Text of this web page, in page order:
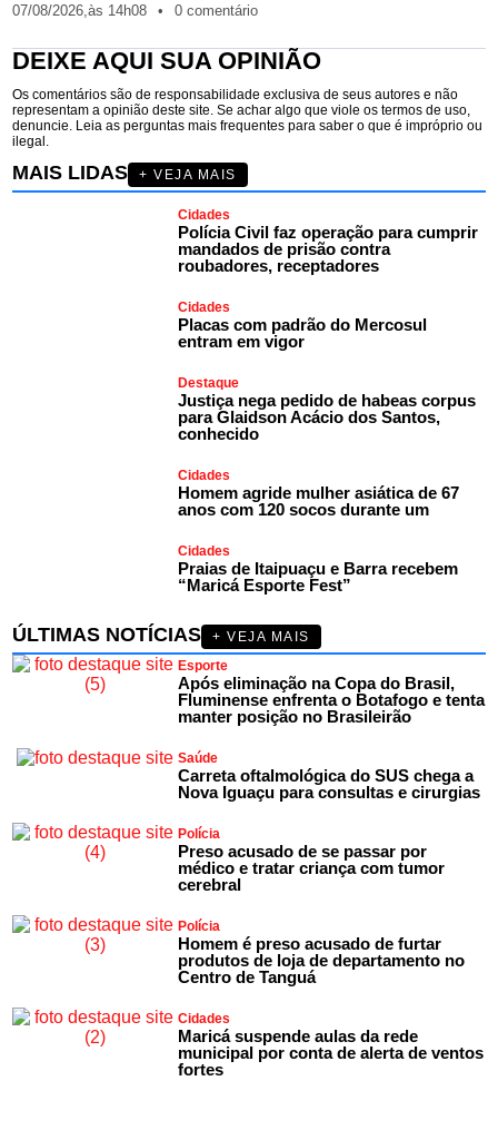
07/08/2026,às 14h08 • 0 comentário
DEIXE AQUI SUA OPINIÃO
Os comentários são de responsabilidade exclusiva de seus autores e não
representam a opinião deste site. Se achar algo que viole os termos de uso,
denuncie. Leia as perguntas mais frequentes para saber o que é impróprio ou
ilegal.
MAIS LIDAS + VEJA MAIS
Cidades
Polícia Civil faz operação para cumprir
mandados de prisão contra
roubadores, receptadores
Cidades
Placas com padrão do Mercosul
entram em vigor
Destaque
Justiça nega pedido de habeas corpus
para Glaidson Acácio dos Santos,
conhecido
Cidades
Homem agride mulher asiática de 67
anos com 120 socos durante um
Cidades
Praias de Itaipuaçu e Barra recebem
“Maricá Esporte Fest”
ÚLTIMAS NOTÍCIAS
+ VEJA MAIS
Esporte
Após eliminação na Copa do Brasil,
Fluminense enfrenta o Botafogo e tenta
manter posição no Brasileirão
Saúde
Carreta oftalmológica do SUS chega a
Nova Iguaçu para consultas e cirurgias
Polícia
Preso acusado de se passar por
médico e tratar criança com tumor
cerebral
Polícia
Homem é preso acusado de furtar
produtos de loja de departamento no
Centro de Tanguá
Cidades
Maricá suspende aulas da rede
municipal por conta de alerta de ventos
fortes